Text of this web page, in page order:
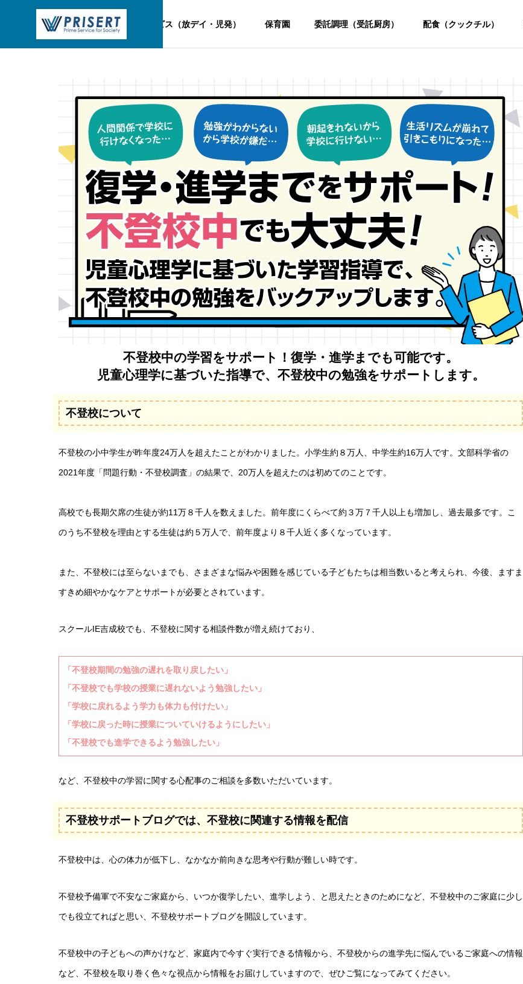
TOP 児童福祉サービス（放デイ・児発） 保育園 委託調理（受託厨房） 配食（クックチル）
不登校中の学習をサポート！復学・進学までも可能です。
児童心理学に基づいた指導で、不登校中の勉強をサポートします。
不登校について
不登校の小中学生が昨年度24万人を超えたことがわかりました。小学生約８万人、中学生約16万人です。文部科学省の
2021年度「問題行動・不登校調査」の結果で、20万人を超えたのは初めてのことです。
高校でも長期欠席の生徒が約11万８千人を数えました。前年度にくらべて約３万７千人以上も増加し、過去最多です。こ
のうち不登校を理由とする生徒は約５万人で、前年度より８千人近く多くなっています。
また、不登校には至らないまでも、さまざまな悩みや困難を感じている子どもたちは相当数いると考えられ、今後、ますま
すきめ細やかなケアとサポートが必要とされています。
スクールIE吉成校でも、不登校に関する相談件数が増え続けており、
「不登校期間の勉強の遅れを取り戻したい」
「不登校でも学校の授業に遅れないよう勉強したい」
「学校に戻れるよう学力も体力も付けたい」
「学校に戻った時に授業についていけるようにしたい」
「不登校でも進学できるよう勉強したい」
など、不登校中の学習に関する心配事のご相談を多数いただいています。
不登校サポートブログでは、不登校に関連する情報を配信
不登校中は、心の体力が低下し、なかなか前向きな思考や行動が難しい時です。
不登校予備軍で不安なご家庭から、いつか復学したい、進学しよう、と思えたときのためになど、不登校中のご家庭に少し
でも役立てればと思い、不登校サポートブログを開設しています。
不登校中の子どもへの声かけなど、家庭内で今すぐ実行できる情報から、不登校からの進学先に悩んでいるご家庭への情報
など、不登校を取り巻く色々な視点から情報をお届けしていますので、ぜひご覧になってみてください。